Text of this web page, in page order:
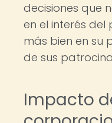
decisiones que
en el interés del
más bien en su
de sus
Impacto